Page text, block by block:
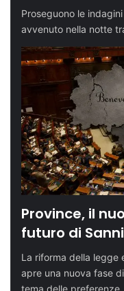
Proseguono le
avvenuto nella notte
Province, il
futuro di
La riforma della legge
apre una nuova fase